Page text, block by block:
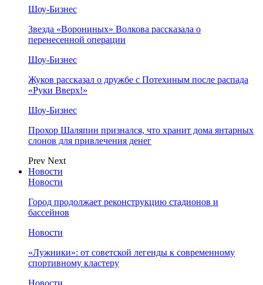
Шоу-Бизнес
Звезда «Ворониных» Волкова рассказала о
перенесенной операции
Шоу-Бизнес
Жуков рассказал о дружбе с Потехиным после распада
«Руки Вверх!»
Шоу-Бизнес
Прохор Шаляпин признался, что хранит дома янтарных
слонов для привлечения денег
Prev Next
Новости
Новости
Город продолжает реконструкцию стадионов и
бассейнов
Новости
«Лужники»: от советской легенды к современному
спортивному кластеру
Новости